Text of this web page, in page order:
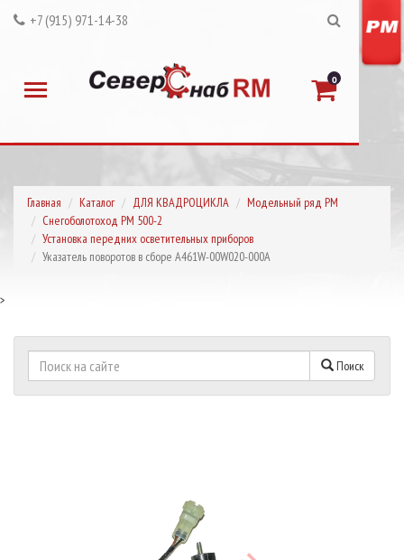
+7 (915) 971-14-38
0
Главная Каталог ДЛЯ КВАДРОЦИКЛА
Модельный ряд РМ
Снегоболотоход РМ 500-2
Установка передних осветительных приборов
Указатель поворотов в сборе A461W-00W020-000A
>
Поиск